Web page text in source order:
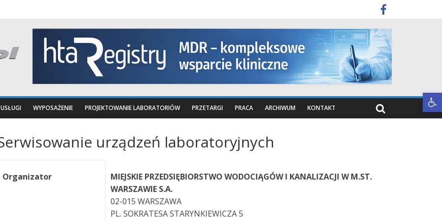
Otwórz pasek narzędzi
USŁUGI WYPOSAŻENIE PROJEKTOWANIE LABORATORIÓW PRZETARGI PRACA ARCHIWUM KONTAKT
urządzeń laboratoryjnych
Organizator
MIEJSKIE PRZEDSIĘBIORSTWO WODOCIĄGÓW I KANALIZACJI W M.ST.
WARSZAWIE S.A.
02-015 WARSZAWA
PL. SOKRATESA STARYNKIEWICZA 5